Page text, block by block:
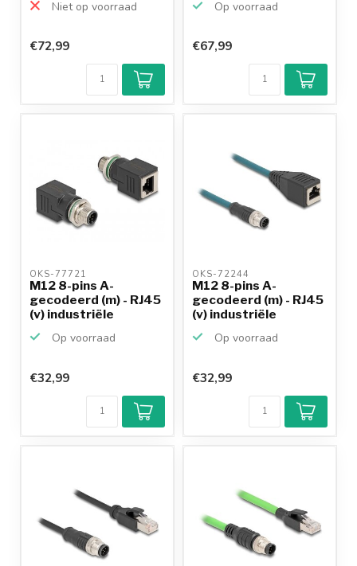
Niet op voorraad
€72,99
Op voorraad
€67,99
OKS-77721
M12 8-pins A-
gecodeerd (m) - RJ45
(v) industriële
Op voorraad
€32,99
OKS-72244
M12 8-pins A-
gecodeerd (m) - RJ45
(v) industriële
Op voorraad
€32,99